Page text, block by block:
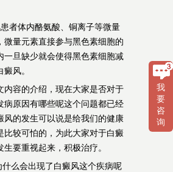
体内酪氨酸、铜离子等微量
微量元素直接参与黑色素细胞的
一旦缺少就会使得黑色素细胞减
风。
容的介绍，现在大家是否对于
病原因有哪些呢这个问题都已经
风的发生可以说是给我们的健康
比较可怕的，为此大家对于白癜
生要重视起来，积极治疗。
什么会出现了白癜风这个疾病呢
我
要
咨
询